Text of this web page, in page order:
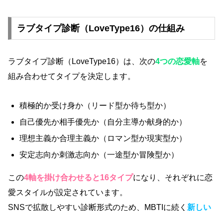
ラブタイプ診断（LoveType16）の仕組み
ラブタイプ診断（LoveType16）は、次の4つの恋愛軸を
組み合わせてタイプを決定します。
積極的か受け身か（リード型か待ち型か）
自己優先か相手優先か（自分主導か献身的か）
理想主義か合理主義か（ロマン型か現実型か）
安定志向か刺激志向か（一途型か冒険型か）
この4軸を掛け合わせると16タイプになり、それぞれに恋
愛スタイルが設定されています。
SNSで拡散しやすい診断形式のため、MBTIに続く 新しい